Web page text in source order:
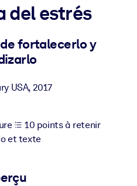
d'apprentissage.
d'entreprise avec des
à l'emploi.
des connaissances fiables et
del estrés
fortalecerlo y
USA, 2017
10 points à retenir
et texte